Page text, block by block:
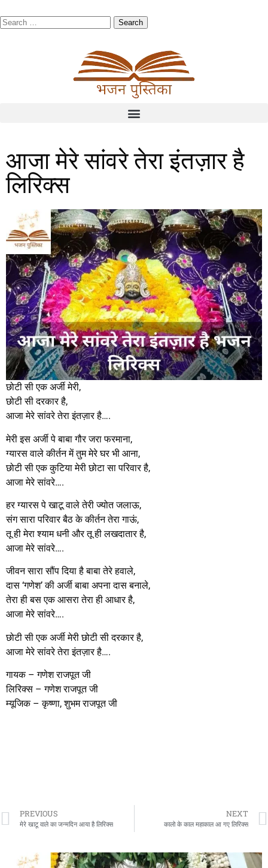
आजा मेरे सांवरे तेरा इंतज़ार है
लिरिक्स
छोटी सी एक अर्जी मेरी,
छोटी सी दरकार है,
आजा मेरे सांवरे तेरा इंतज़ार है….
मेरी इस अर्जी पे बाबा गौर जरा फरमाना,
ग्यारस वाले कीर्तन में तुम मेरे घर भी आना,
छोटी सी एक कुटिया मेरी छोटा सा परिवार है,
आजा मेरे सांवरे….
हर ग्यारस पे खाटू वाले तेरी ज्योत जलाऊ,
संग सारा परिवार बैठ के कीर्तन तेरा गाऊं,
तू ही मेरा श्याम धनी और तू ही लखदातार है,
आजा मेरे सांवरे….
जीवन सारा सौंप दिया है बाबा तेरे हवाले,
दास ‘गणेश’ की अर्जी बाबा अपना दास बनाले,
तेरा ही बस एक आसरा तेरा ही आधार है,
आजा मेरे सांवरे….
छोटी सी एक अर्जी मेरी छोटी सी दरकार है,
आजा मेरे सांवरे तेरा इंतज़ार है….
गायक – गणेश राजपूत जी
लिरिक्स – गणेश राजपूत जी
म्यूजिक – कृष्णा, शुभम राजपूत जी
PREVIOUS
मेरे खाटू वाले का जन्मदिन आया है लिरिक्स
NEXT
कालो के काल महाकाल आ गए लिरिक्स